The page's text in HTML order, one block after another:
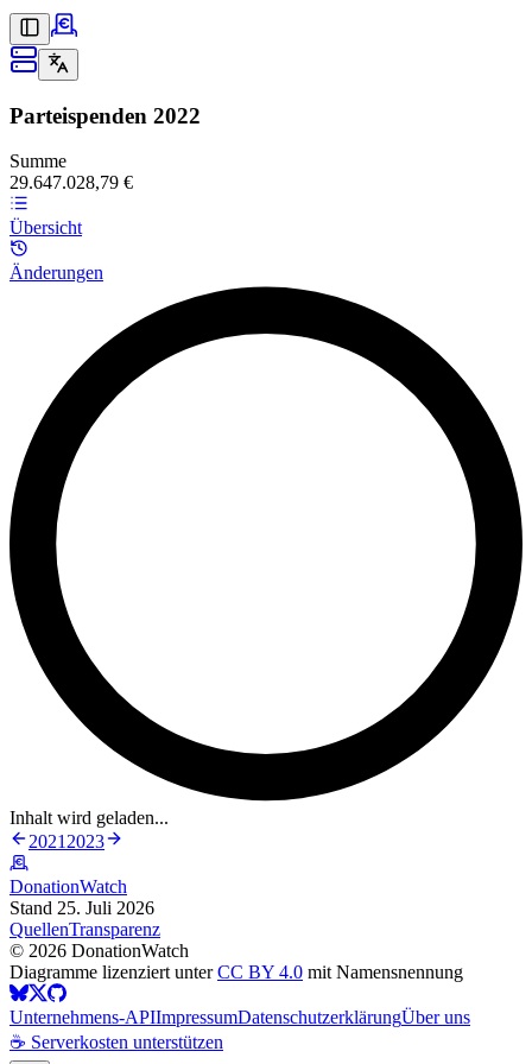
Parteispenden 2022
Summe
29.647.028,79 €
Übersicht
Änderungen
Inhalt wird geladen...
2021 2023
DonationWatch
Stand 25. Juli 2026
QuellenTransparenz
© 2026 DonationWatch
Diagramme lizenziert unterCC BY 4.0 mit Namensnennung
Unternehmens-APIImpressumDatenschutzerklärungÜber uns
☕ Serverkosten unterstützen